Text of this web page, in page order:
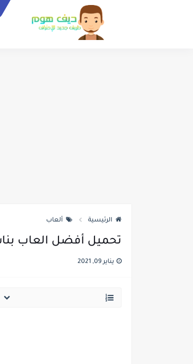
الرئيسية ألعاب
تحميل أفضل العاب بنات مكياج
يناير 09, 2021